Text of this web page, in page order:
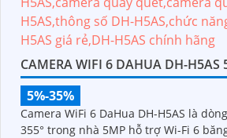
CAMERA WIFI 6 DAHUA DH-H5AS
5%-35%
Camera WiFi 6 DaHua DH-H5AS là
355° trong nhà 5MP hỗ trợ Wi-Fi 6